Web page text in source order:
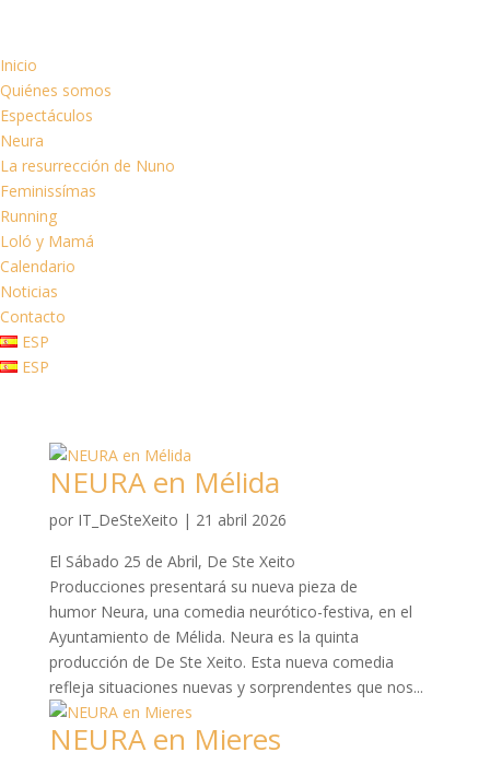
Inicio
Quiénes somos
Espectáculos
Neura
La resurrección de Nuno
Feminissímas
Running
Loló y Mamá
Calendario
Noticias
Contacto
ESP
ESP
NEURA en Mélida
por IT_DeSteXeito | 21 abril 2026
El Sábado 25 de Abril, De Ste Xeito
Producciones presentará su nueva pieza de
humor Neura, una comedia neurótico-festiva, en el
Ayuntamiento de Mélida. Neura es la quinta
producción de De Ste Xeito. Esta nueva comedia
refleja situaciones nuevas y sorprendentes que nos...
NEURA en Mieres